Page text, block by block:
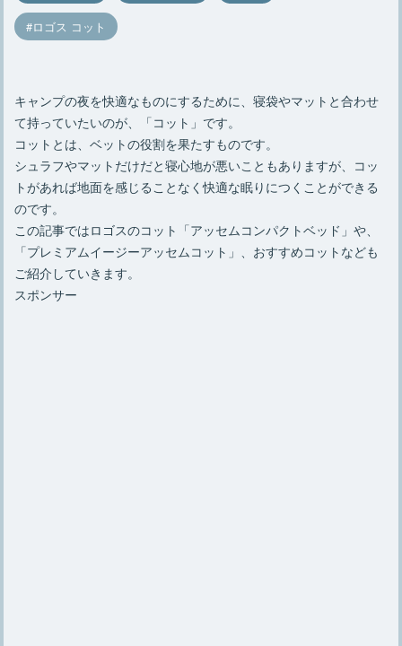
ロゴス コット
キャンプの夜を快適なものにするために、寝袋やマットと合わせ
て持っていたいのが、「コット」です。
コットとは、ベットの役割を果たすものです。
シュラフやマットだけだと寝心地が悪いこともありますが、コッ
トがあれば地面を感じることなく快適な眠りにつくことができる
のです。
この記事ではロゴスのコット「アッセムコンパクトベッド」や、
「プレミアムイージーアッセムコット」、おすすめコットなども
ご紹介していきます。
スポンサー